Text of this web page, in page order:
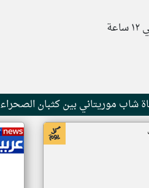
شاب موريتاني بين كثبان الصحراء